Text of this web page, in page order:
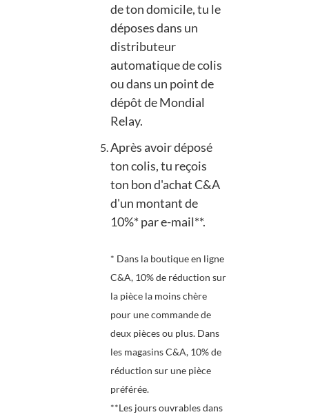
de ton domicile, tu le
déposes dans un
distributeur
automatique de colis
ou dans un point de
dépôt de Mondial
Relay.
Après avoir déposé
ton colis, tu reçois
ton bon d'achat C&A
d'un montant de
10%* par e-mail**.
* Dans la boutique en ligne
C&A, 10% de réduction sur
la pièce la moins chère
pour une commande de
deux pièces ou plus. Dans
les magasins C&A, 10% de
réduction sur une pièce
préférée.
**Les jours ouvrables dans